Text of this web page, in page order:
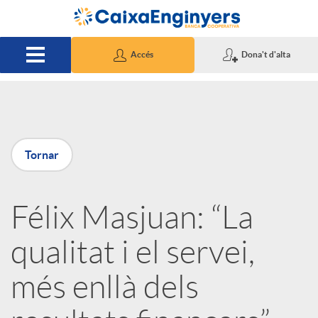
Salta al contingut principal
Accés Dona't d'alta
P
u
b
l
Tornar
Félix Masjuan: “La
qualitat i el servei,
més enllà dels